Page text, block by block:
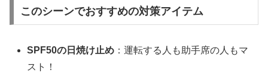
このシーンでおすすめの対策アイテム
SPF50の日焼け止め ：運転する人も助手席の人もマ
スト！